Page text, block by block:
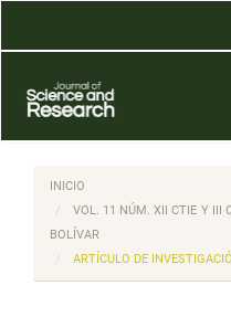
Contenido
Barra
lateral
INICIO
VOL. 11 NÚM. XII CTIE Y III
BOLÍVAR
ARTÍCULO DE